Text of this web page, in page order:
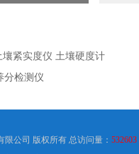
壤紧实度仪 土壤硬度计
分检测仪
公司 版权所有 总访问量： 532603